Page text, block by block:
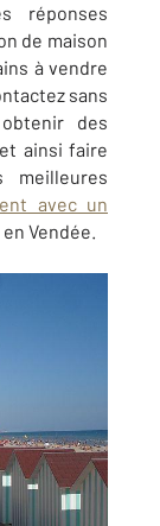
réponses
de maison
à vendre
sans
des
ainsi faire
meilleures
avec un
Vendée.